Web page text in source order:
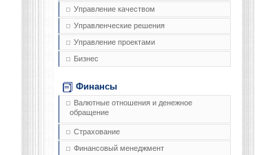
Управление качеством
Управленческие решения
Управление проектами
Бизнес
Финансы
Валютные отношения и денежное
обращение
Страхование
Финансовый менеджмент